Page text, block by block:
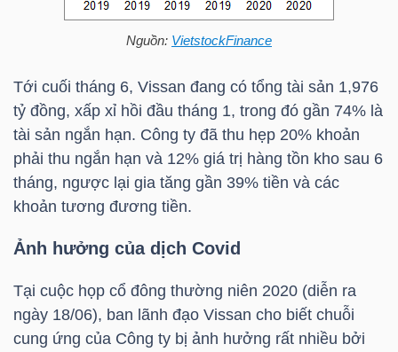
Nguồn: VietstockFinance
Tới cuối tháng 6, Vissan đang có tổng tài sản 1,976
tỷ đồng, xấp xỉ hồi đầu tháng 1, trong đó gần 74% là
tài sản ngắn hạn. Công ty đã thu hẹp 20% khoản
phải thu ngắn hạn và 12% giá trị hàng tồn kho sau 6
tháng, ngược lại gia tăng gần 39% tiền và các
khoản tương đương tiền.
Ảnh hưởng của dịch Covid
Tại cuộc họp cổ đông thường niên 2020 (diễn ra
ngày 18/06), ban lãnh đạo Vissan cho biết chuỗi
cung ứng của Công ty bị ảnh hưởng rất nhiều bởi
NGÀNH
DOANH
NGHIỆP
CỔ
PHÁI
SINH